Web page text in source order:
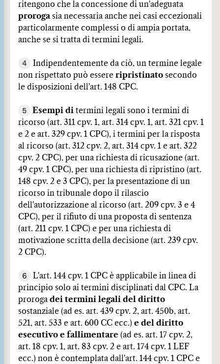
ritengono che la concessione di un'adeguata
proroga sia necessaria anche nei casi eccezionali
particolarmente complessi o di ampia portata,
anche se si tratta di termini legali.
4
Indipendentemente da ciò, un termine legale
non rispettato può essere ripristinato secondo
le disposizioni dell'art. 148 CPC.
5 Esempi di termini legali sono i termini di
ricorso (art. 311 cpv. 1, art. 314 cpv. 1, art. 321 cpv. 1
e 2 e art. 329 cpv. 1 CPC), i termini per la risposta
al ricorso (art. 312 cpv. 2, art. 314 cpv. 1 e art. 322
cpv. 2 CPC), per una richiesta di ricusazione (art.
49 cpv. 1 CPC), per una richiesta di ripristino (art.
148 cpv. 2 e 3 CPC), per la presentazione di un
ricorso in tribunale dopo il rilascio
dell'autorizzazione al ricorso (art. 209 cpv. 3 e 4
CPC), per il rifiuto di una proposta di sentenza
(art. 211 cpv. 1 CPC) e per una richiesta di
motivazione scritta della decisione (art. 239 cpv.
2 CPC).
6
L'art. 144 cpv. 1 CPC è applicabile in linea di
principio solo ai termini disciplinati dal CPC. La
proroga dei termini legali del diritto
sostanziale (ad es. art. 439 cpv. 2, art. 450b, art.
521, art. 533 e art. 600 CC ecc.) e del diritto
esecutivo e fallimentare (ad es. art. 17 cpv. 2,
art. 18 cpv. 1, art. 83 cpv. 2 e art. 174 cpv. 1 LEF
ecc.) non è contemplata dall'art. 144 cpv. 1 CPC e